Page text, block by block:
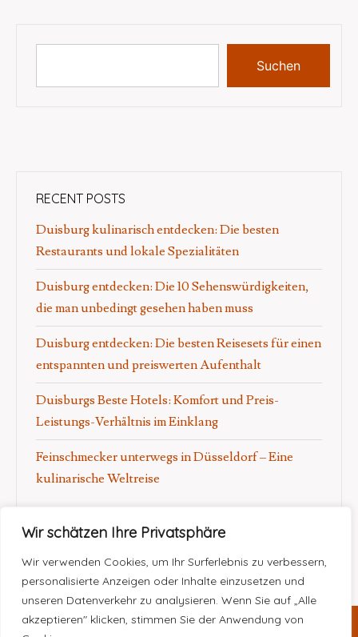
Wir schätzen Ihre Privatsphäre
Wir verwenden Cookies, um Ihr Surferlebnis zu verbessern,
personalisierte Anzeigen oder Inhalte einzusetzen und
unseren Datenverkehr zu analysieren. Wenn Sie auf „Alle
akzeptieren" klicken, stimmen Sie der Anwendung von
Suchen
RECENT POSTS
Duisburg kulinarisch entdecken: Die besten
Restaurants und lokale Spezialitäten
Duisburg entdecken: Die 10 Sehenswürdigkeiten,
die man unbedingt gesehen haben muss
Duisburg entdecken: Die besten Reisesets für einen
entspannten und preiswerten Aufenthalt
Duisburgs Beste Hotels: Komfort und Preis-
Leistungs-Verhältnis im Einklang
Feinschmecker unterwegs in Düsseldorf – Eine
kulinarische Weltreise